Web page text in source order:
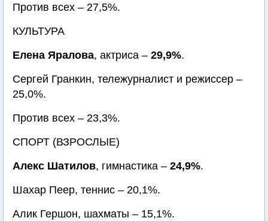
Против всех – 27,5%.
КУЛЬТУРА
Елена Яралова, актриса – 29,9%.
Сергей Гранкин, тележурналист и режиссер –
25,0%.
Против всех – 23,3%.
СПОРТ (ВЗРОСЛЫЕ)
Алекс Шатилов, гимнастика – 24,9%.
Шахар Пеер, теннис – 20,1%.
Алик Гершон, шахматы – 15,1%.